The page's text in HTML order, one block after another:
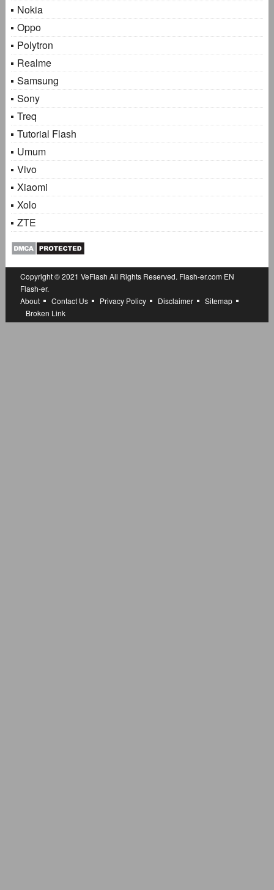
Nokia
Oppo
Polytron
Realme
Samsung
Sony
Treq
Tutorial Flash
Umum
Vivo
Xiaomi
Xolo
ZTE
Copyright © 2021 VeFlash All Rights Reserved. Flash-er.com EN
Flash-er.
About
Contact Us Privacy Policy Disclaimer
Sitemap
Broken Link